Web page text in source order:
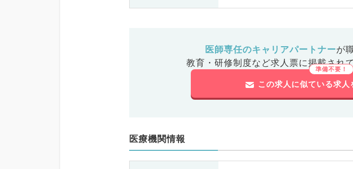
医師専任のキャリアパートナーが
教育・研修制度など求人票に掲載され
この求人に似ている求人
医療機関情報